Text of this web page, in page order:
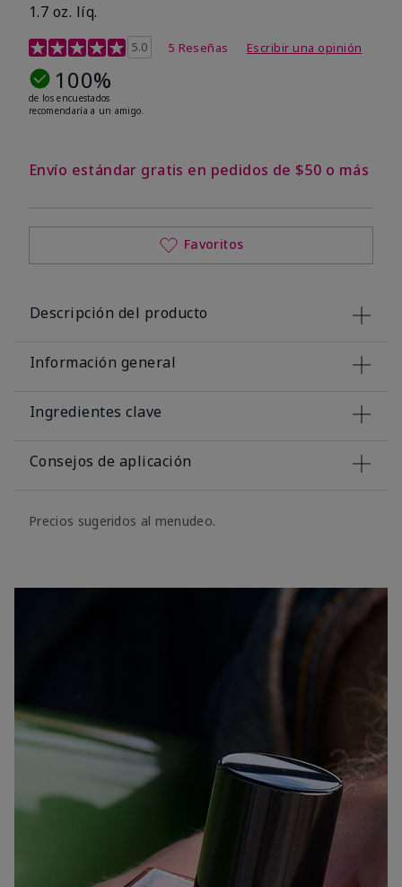
1.7 oz. líq.
Calificación de clientes de 3,4 de 5
5.0 5 Reseñas Escribir una opinión
100%
de los encuestados
recomendaría a un amigo.
Envío estándar gratis en pedidos de $50 o más
Favoritos
Descripción del producto
Información general
Ingredientes clave
Consejos de aplicación
Precios sugeridos al menudeo.